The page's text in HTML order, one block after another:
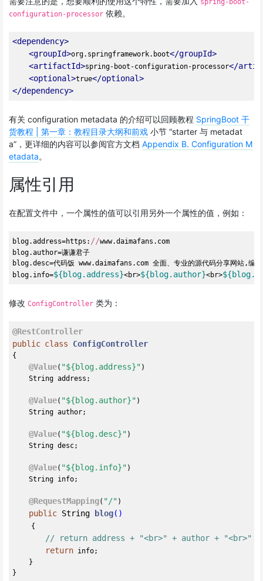
spring-boot-
configuration-processor 依赖。
<dependency>
<groupId>org.springframework.boot</groupId>
<artifactId>spring-boot-configuration-processor</
<optional>true</optional>
</dependency>
有关 configuration metadata 的介绍可以回顾教程 SpringBoot 干
货教程 | 第一章：教程目录大纲和前戏 小节 “starter 与 metadat
a”，更详细的内容可以参阅官方文档 Appendix B. Configuration M
etadata。
属性引用
在配置文件中，一个属性的值可以引用另外一个属性的值，例如：
blog.address=https: //www.daimafans.com
blog.author=谦谦君子
blog.desc=代码饭 www.daimafans.com 全面、专业的源代码分享网站,编程
blog.info=${blog.address}<br>${blog.author}<br>
修改 ConfigController 类为：
@RestController
public class ConfigController
{
@Value( "${blog.address}" )
    String address;
@Value( "${blog.author}" )
    String author;
@Value( "${blog.desc}" )
    String desc;
@Value( "${blog.info}" )
    String info;
@RequestMapping( "/" )
public String blog()
{
// return address + "<br>" + author + "<br>" +
return info;
    }